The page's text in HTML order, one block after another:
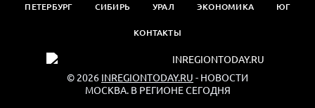
ПЕТЕРБУРГ СИБИРЬ УРАЛ ЭКОНОМИКА ЮГ
КОНТАКТЫ
© 2026 INREGIONTODAY.RU - НОВОСТИ
МОСКВА. В РЕГИОНЕ СЕГОДНЯ